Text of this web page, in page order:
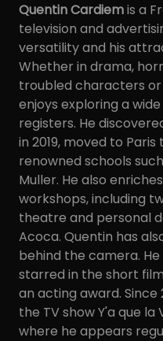
Quentin Cardiemis a
television and
versatility and his
Whether in drama,
troubled characters
enjoys exploring a
registers. He
in 2019, moved to
renowned schools
Muller. He also
workshops, including
theatre and personal
Acoca. Quentin has
behind the camera.
starred in the short
an acting award. Since
the TV show Y'a que
where he appears